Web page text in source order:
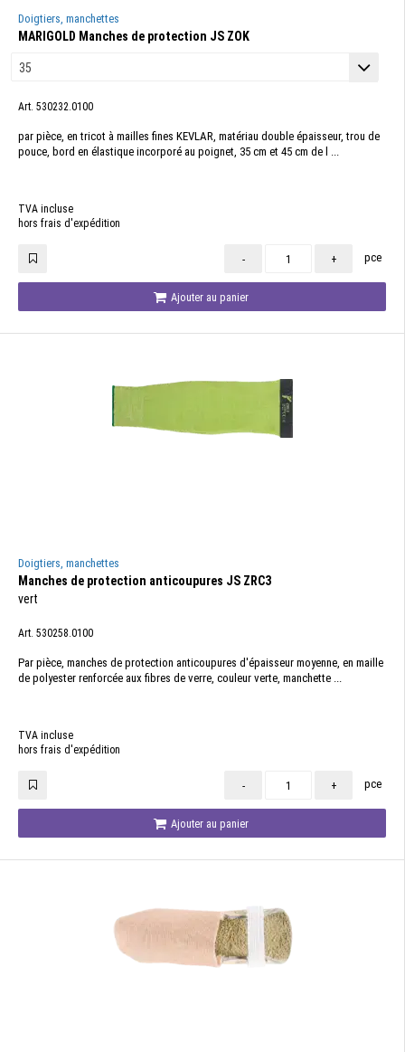
Doigtiers, manchettes
MARIGOLD Manches de protection JS ZOK
Art. 530232.0100
par pièce, en tricot à mailles fines KEVLAR, matériau double épaisseur, trou de
pouce, bord en élastique incorporé au poignet, 35 cm et 45 cm de l ...
TVA incluse
hors frais d'expédition
- + pce
Ajouter au panier
Doigtiers, manchettes
Manches de protection anti­coupures JS ZRC3
vert
Art. 530258.0100
Par pièce, manches de protection anti­coupures d'épaisseur moyenne, en maille
de polyester renforcée aux fibres de verre, couleur verte, manchette ...
TVA incluse
hors frais d'expédition
- + pce
Ajouter au panier